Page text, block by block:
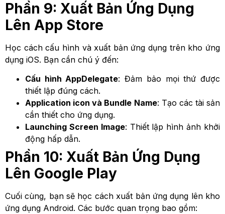
Phần 9: Xuất Bản Ứng Dụng
Lên App Store
Học cách cấu hình và xuất bản ứng dụng trên kho ứng
dụng iOS. Bạn cần chú ý đến:
Cấu hình AppDelegate: Đảm bảo mọi thứ được
thiết lập đúng cách.
Application icon và Bundle Name: Tạo các tài sản
cần thiết cho ứng dụng.
Launching Screen Image: Thiết lập hình ảnh khởi
động hấp dẫn.
Phần 10: Xuất Bản Ứng Dụng
Lên Google Play
Cuối cùng, bạn sẽ học cách xuất bản ứng dụng lên kho
ứng dụng Android. Các bước quan trọng bao gồm: